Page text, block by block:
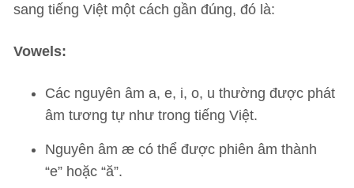
sang tiếng Việt một cách gần đúng, đó là:
Vowels:
Các nguyên âm a, e, i, o, u thường được phát
âm tương tự như trong tiếng Việt.
Nguyên âm æ có thể được phiên âm thành
“e” hoặc “ă”.